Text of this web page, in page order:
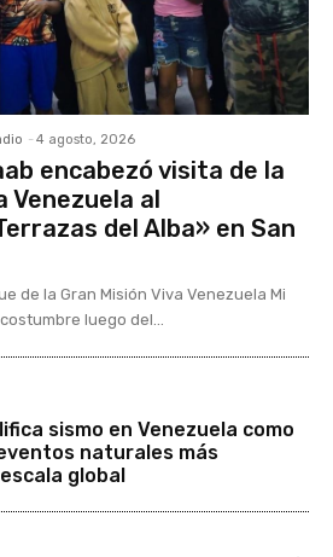
- 4 agosto, 2026
encabezó visita de la
Venezuela al
del Alba» en San
de la Gran Misión Viva Venezuela Mi
luego del...
sismo en Venezuela como
naturales más
global